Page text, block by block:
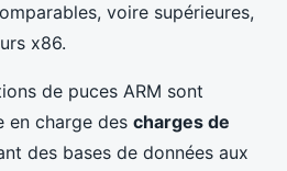
voire supérieures,
x86.
de puces ARM sont
en charge des charges de
des bases de données aux